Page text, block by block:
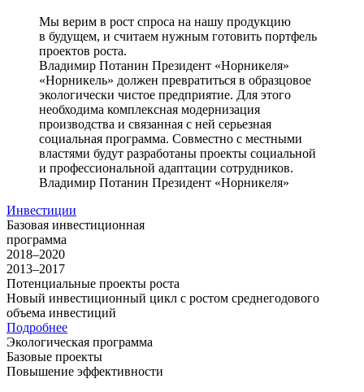
Мы верим в рост спроса на нашу продукцию
в будущем, и считаем нужным готовить портфель
проектов роста.
Владимир Потанин Президент «Норникеля»
«Норникель» должен превратиться в образцовое
экологически чистое предприятие. Для этого
необходима комплексная модернизация
производства и связанная с ней серьезная
социальная программа. Совместно с местными
властями будут разработаны проекты социальной
и профессиональной адаптации сотрудников.
Владимир Потанин Президент «Норникеля»
Инвестиции
Базовая инвестиционная
программа
2018–2020
2013–2017
Потенциальные проекты роста
Новый инвестиционный цикл с ростом среднегодового
объема инвестиций
Подробнее
Экологическая программа
Базовые проекты
Повышение эффективности